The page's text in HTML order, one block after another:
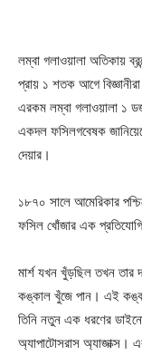
লম্বা গলাওয়ালা অতিকায়
প্রায় ১ শতক আগে
এরকম লম্বা গলাওয়ালা ১
একদল ফসিলগবেষক
দেয়ার।
১৮৭০ সালে আমেরিকার
ফসিল খোঁজার এক
মার্শ যখন খুঁড়ছিল তখন তার
কঙ্কাল খুঁজে পান। এই
তিনি নতুন এক ধরণের
অ্যাপাটোসরাস অ্যাজাক্স।